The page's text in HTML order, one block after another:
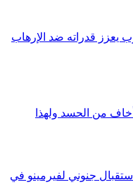
يعزز قدراته ضد الإرهاب
أخاف من الحسد ولهذا
جنوني لفيرمينو في